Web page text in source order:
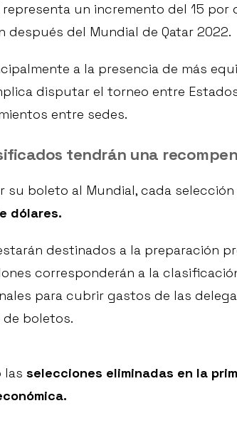
un incremento del 15 por
del Mundial de Qatar 2022.
a la presencia de más
disputar el torneo entre
entre sedes.
tendrán una
su boleto al Mundial, cada
dólares.
destinados a la preparación
corresponderán a la
para cubrir gastos de las
boletos.
las selecciones eliminadas en la